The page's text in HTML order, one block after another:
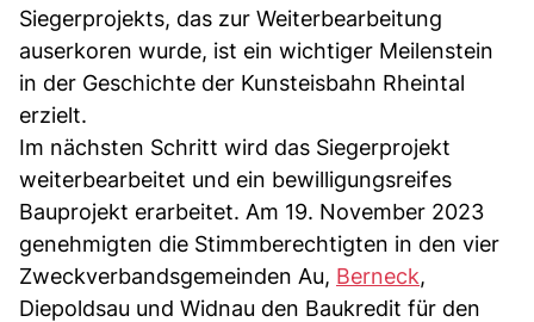
Siegerprojekts, das zur Weiterbearbeitung
auserkoren wurde, ist ein wichtiger Meilenstein
in der Geschichte der Kunsteisbahn Rheintal
erzielt.
Im nächsten Schritt wird das Siegerprojekt
weiterbearbeitet und ein bewilligungsreifes
Bauprojekt erarbeitet. Am 19. November 2023
genehmigten die Stimmberechtigten in den vier
Zweckverbandsgemeinden Au, Berneck,
Diepoldsau und Widnau den Baukredit für den